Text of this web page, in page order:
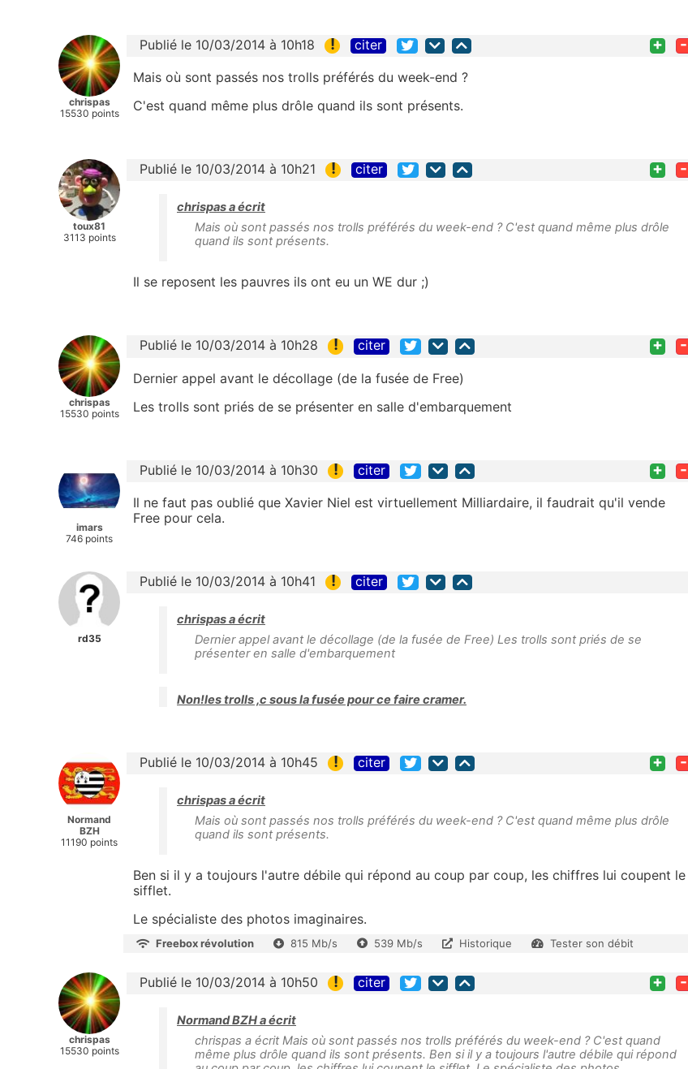
chrispas
15530 points
Publié le 10/03/2014 à 10h18 ! citer + -
Mais où sont passés nos trolls préférés du week-end ?
C'est quand même plus drôle quand ils sont présents.
toux81
3113 points
Publié le 10/03/2014 à 10h21 ! citer + -
chrispas a écrit
Mais où sont passés nos trolls préférés du week-end ? C'est quand même plus drôle
quand ils sont présents.
Il se reposent les pauvres ils ont eu un WE dur ;)
chrispas
15530 points
Publié le 10/03/2014 à 10h28 ! citer + -
Dernier appel avant le décollage (de la fusée de Free)
Les trolls sont priés de se présenter en salle d'embarquement
imars
746 points
Publié le 10/03/2014 à 10h30 ! citer + -
Il ne faut pas oublié que Xavier Niel est virtuellement Milliardaire, il faudrait qu'il vende
Free pour cela.
rd35
Publié le 10/03/2014 à 10h41 ! citer
chrispas a écrit
Dernier appel avant le décollage (de la fusée de Free) Les trolls sont priés de se
présenter en salle d'embarquement
Non!les trolls ,c sous la fusée pour ce faire cramer.
Normand
BZH
11190 points
Publié le 10/03/2014 à 10h45 ! citer + -
chrispas a écrit
Mais où sont passés nos trolls préférés du week-end ? C'est quand même plus drôle
quand ils sont présents.
Ben si il y a toujours l'autre débile qui répond au coup par coup, les chiffres lui coupent le
sifflet.
Le spécialiste des photos imaginaires.
Freebox révolution 815 Mb/s 539 Mb/s Historique Tester son débit
chrispas
15530 points
Publié le 10/03/2014 à 10h50 ! citer + -
Normand BZH a écrit
chrispas a écrit Mais où sont passés nos trolls préférés du week-end ? C'est quand
même plus drôle quand ils sont présents. Ben si il y a toujours l'autre débile qui répond